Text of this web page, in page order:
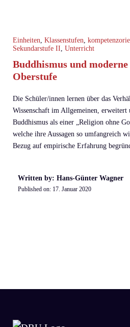
Einheiten, Klassenstufen,
Sekundarstufe II, Unterricht
Buddhismus und
Oberstufe
Die Schüler/innen lernen über das
Wissenschaft im Allgemeinen, erweitert
Buddhismus als einer „Religion ohne
welche ihre Aussagen so umfangreich
Bezug auf empirische Erfahrung
Written by: Hans-Günter Wagner
Published on: 17. Januar 2020